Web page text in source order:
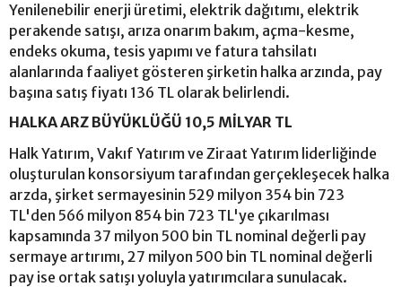
Yenilenebilir enerji üretimi, elektrik dağıtımı, elektrik
perakende satışı, arıza onarım bakım, açma-kesme,
endeks okuma, tesis yapımı ve fatura tahsilatı
alanlarında faaliyet gösteren şirketin halka arzında, pay
başına satış fiyatı 136 TL olarak belirlendi.
HALKA ARZ BÜYÜKLÜĞÜ 10,5 MİLYAR TL
Halk Yatırım, Vakıf Yatırım ve Ziraat Yatırım liderliğinde
oluşturulan konsorsiyum tarafından gerçekleşecek halka
arzda, şirket sermayesinin 529 milyon 354 bin 723
TL'den 566 milyon 854 bin 723 TL'ye çıkarılması
kapsamında 37 milyon 500 bin TL nominal değerli pay
sermaye artırımı, 27 milyon 500 bin TL nominal değerli
pay ise ortak satışı yoluyla yatırımcılara sunulacak.